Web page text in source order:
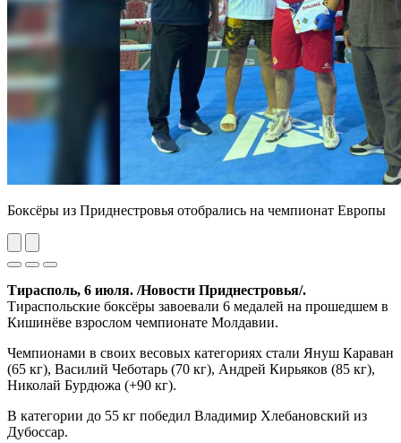
Боксёры из Приднестровья отобрались на чемпионат Европы
Previous
Next
Тирасполь, 6 июля. /Новости Приднестровья/.
Тираспольские боксёры завоевали 6 медалей на прошедшем в
Кишинёве взрослом чемпионате Молдавии.
Чемпионами в своих весовых категориях стали Януш Караван
(65 кг), Василий Чеботарь (70 кг), Андрей Кирьяков (85 кг),
Николай Бурдюжа (+90 кг).
В категории до 55 кг победил Владимир Хлебановский из
Дубоссар.